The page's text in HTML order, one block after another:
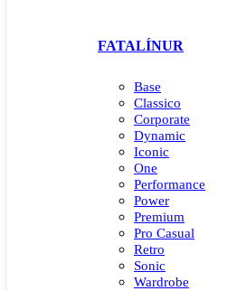
FATALÍNUR
Base
Classico
Corporate
Dynamic
Iconic
One
Performance
Power
Premium
Pro Casual
Retro
Sonic
Wardrobe